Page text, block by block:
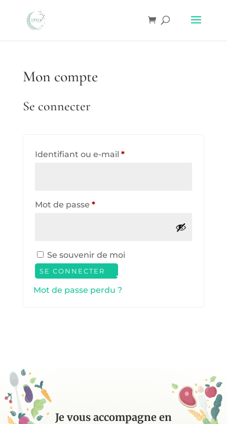
Mon compte
Se connecter
Identifiant ou e-mail *Obligatoire
Mot de passe *Obligatoire
Se souvenir de moi
SE CONNECTER
Mot de passe perdu ?
Je vous accompagne en